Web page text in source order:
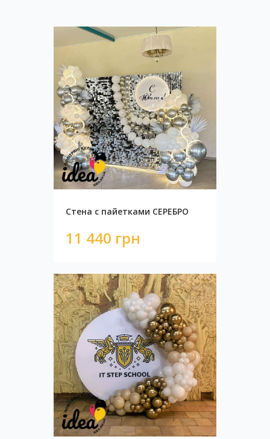
Стена с пайетками СЕРЕБРО
11 440 грн
Стена с пайетками СЕРЕБРО
11 440 грн